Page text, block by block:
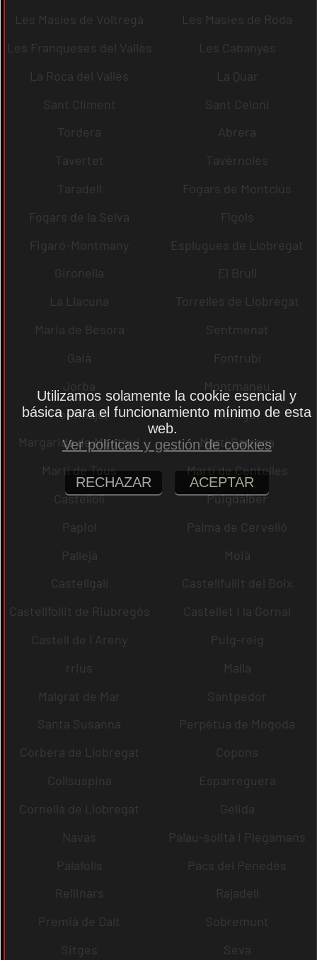
Les Masíes de Voltregà
Les Masies de Roda
Les Franqueses del Vallès
Les Cabanyes
La Roca del Vallès
La Quar
Sant Climent
Sant Celoni
Tordera
Abrera
Tavertet
Tavèrnoles
Taradell
Fogars de Montclús
Fogars de la Selva
Fígols
Figaró-Montmany
Esplugues de Llobregat
Gironella
El Brull
La Llacuna
Torrelles de Llobregat
Maria de Besora
Sentmenat
Gaià
Fontrubí
Jorba
Montmaneu
Montmajor
Montgat
Margarida de Montbui
Martí Sarroca
Martí de Tous
Martí de Centelles
Castellolí
Puigdàlber
Papiol
Palma de Cervelló
Pallejà
Moià
Castellgalí
Castellfullit del Boix
Castellfollit de Riubregós
Castellet i la Gornal
Castell de l´Areny
Puig-reig
rrius
Malla
Malgrat de Mar
Santpedor
Santa Susanna
Perpètua de Mogoda
Corbera de Llobregat
Copons
Collsuspina
Esparreguera
Cornellà de Llobregat
Gelida
Navas
Palau-solità i Plegamans
Palafolls
Pacs del Penedès
Rellinars
Rajadell
Premià de Dalt
Sobremunt
Sitges
Seva
Utilizamos solamente la cookie esencial y
básica para el funcionamiento mínimo de esta
web.
Ver políticas y gestión de cookies
RECHAZAR ACEPTAR